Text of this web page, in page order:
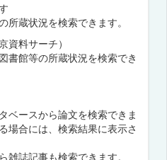
蔵状況を検索できます。
料サーチ）
書館等の所蔵状況を検索でき
ベースから論文を検索できま
場合には、検索結果に表示さ
誌記事も検索できます。